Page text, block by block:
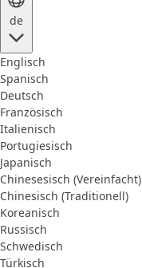
de
Englisch
Spanisch
Deutsch
Französisch
Italienisch
Portugiesisch
Japanisch
Chinesesisch (Vereinfacht)
Chinesisch (Traditionell)
Koreanisch
Russisch
Schwedisch
Türkisch